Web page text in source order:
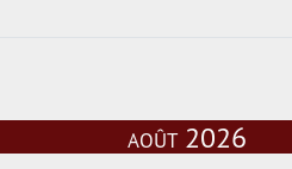
août 2026